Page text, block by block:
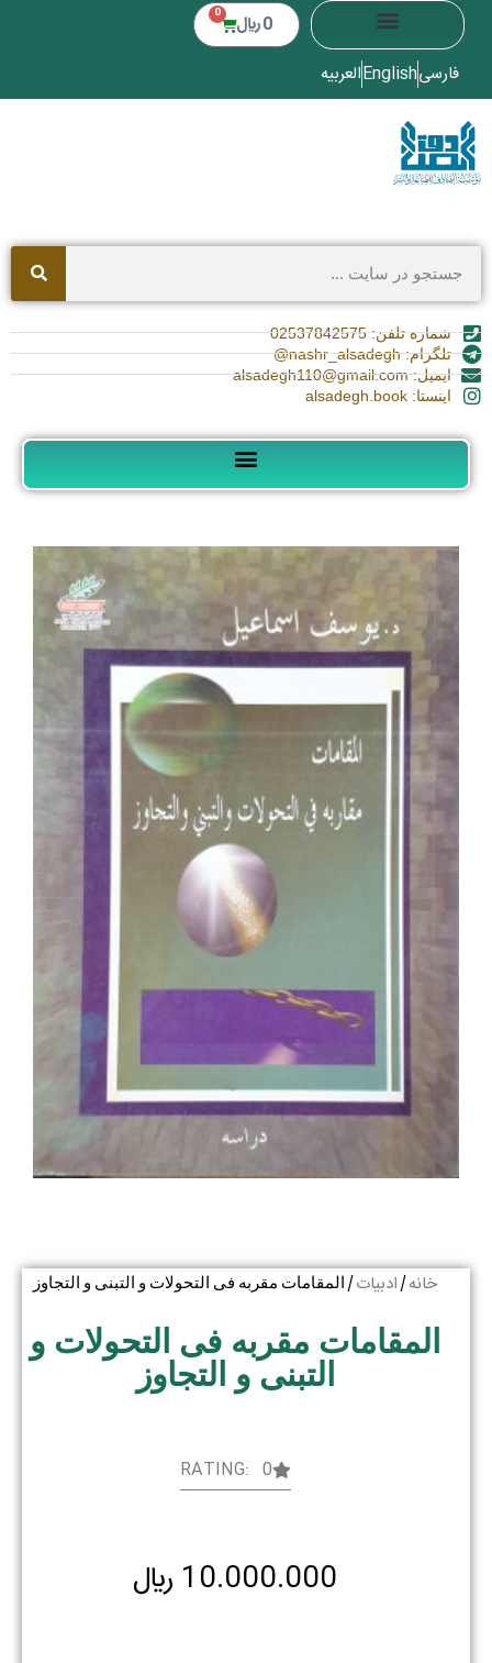
0 ﷼ 0
فارسیEnglishالعربیه
شماره تلفن: 02537842575
تلگرام: nashr_alsadegh@
ایمیل: alsadegh110@gmail.com
اینستا: alsadegh.book
خانه/ ادبیات/ المقامات مقربه فی التحولات و التبنی و التجاوز
المقامات مقربه فی التحولات و
التبنی و التجاوز
RATING: 0
10.000.000 ﷼